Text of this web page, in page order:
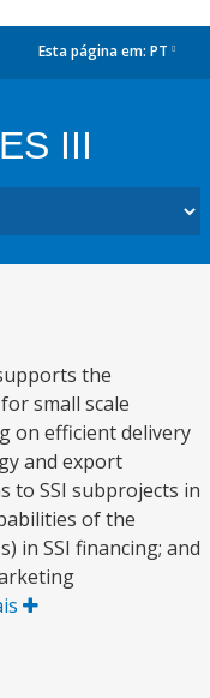
Esta página em: PT
III
the
small scale
on efficient delivery
and export
to SSI subprojects in
of the
in SSI financing; and